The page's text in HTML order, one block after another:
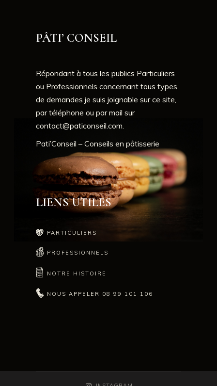
PÂTI’ CONSEIL
Répondant à tous les publics Particuliers
ou Professionnels concernant tous types
de demandes je suis joignable sur ce site,
par téléphone ou par mail sur
contact@paticonseil.com.
Pati’Conseil – Conseils en pâtisserie
LIENS UTILES
PARTICULIERS
PROFESSIONNELS
NOTRE HISTOIRE
NOUS APPELER 08 99 101 106